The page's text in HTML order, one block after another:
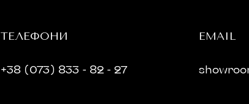
ТЕЛЕФОНИ
+38 (073) 833 - 82 - 27
EMAIL